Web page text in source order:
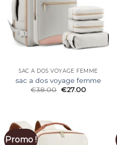
SAC A DOS VOYAGE FEMME
sac a dos voyage femme
€38.00 €27.00
Promo !